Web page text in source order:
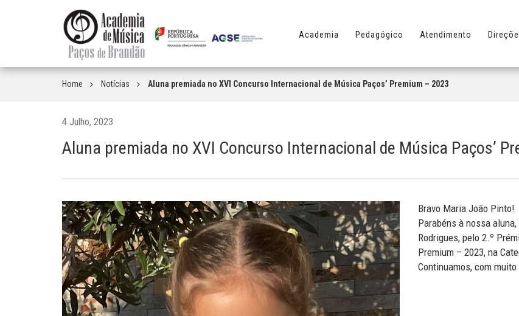
Academia Pedagógico Atendimento
Home Notícias Aluna premiada no XVI Concurso Internacional de Música Paços’ Premium – 2023
4 Julho, 2023
Aluna premiada no XVI Concurso Internacional de Música Paços’
Bravo Maria João Pinto!
Parabéns à nossa
Rodrigues, pelo 2.º
Premium – 2023, na
Continuamos, com